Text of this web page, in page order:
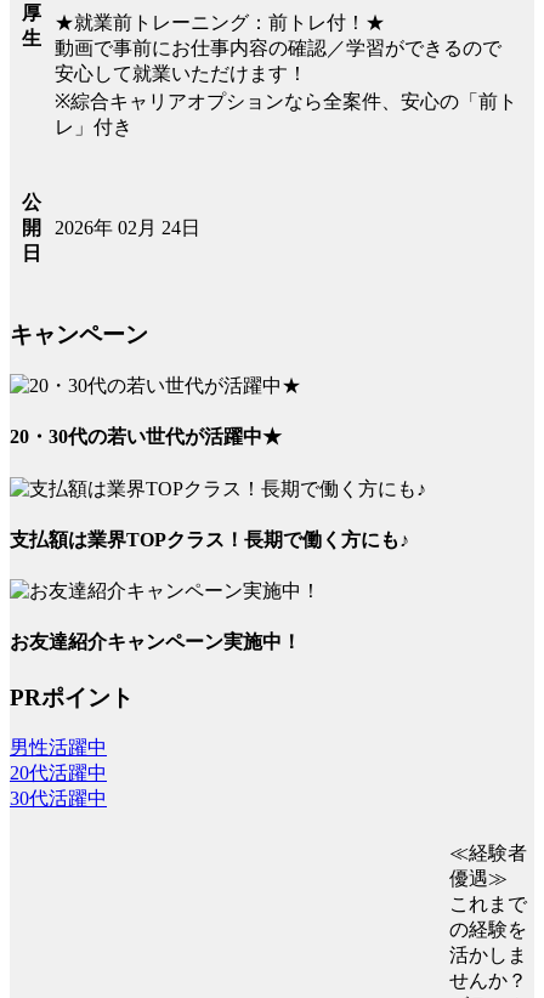
厚
生
★就業前トレーニング：前トレ付！★
動画で事前にお仕事内容の確認／学習ができるので
安心して就業いただけます！
※綜合キャリアオプションなら全案件、安心の「前ト
レ」付き
公
開
日
2026年 02月 24日
キャンペーン
20・30代の若い世代が活躍中★
支払額は業界TOPクラス！長期で働く方にも♪
お友達紹介キャンペーン実施中！
PRポイント
男性活躍中
20代活躍中
30代活躍中
≪経験者
優遇≫
これまで
の経験を
活かしま
せんか？